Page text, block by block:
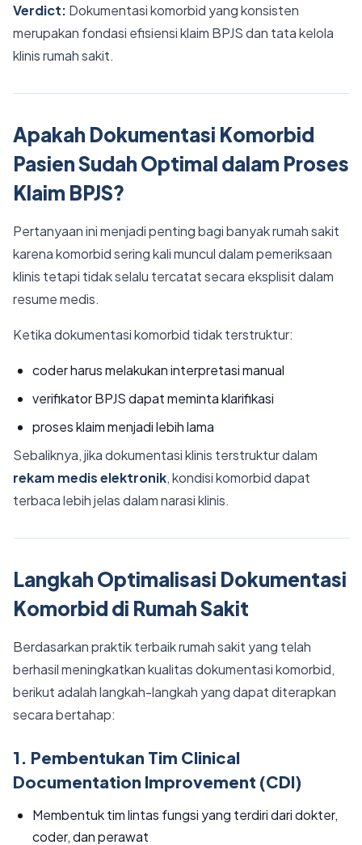
Verdict: Dokumentasi komorbid yang konsisten
merupakan fondasi efisiensi klaim BPJS dan tata kelola
klinis rumah sakit.
Apakah Dokumentasi Komorbid
Pasien Sudah Optimal dalam Proses
Klaim BPJS?
Pertanyaan ini menjadi penting bagi banyak rumah sakit
karena komorbid sering kali muncul dalam pemeriksaan
klinis tetapi tidak selalu tercatat secara eksplisit dalam
resume medis.
Ketika dokumentasi komorbid tidak terstruktur:
coder harus melakukan interpretasi manual
verifikator BPJS dapat meminta klarifikasi
proses klaim menjadi lebih lama
Sebaliknya, jika dokumentasi klinis terstruktur dalam
rekam medis elektronik, kondisi komorbid dapat
terbaca lebih jelas dalam narasi klinis.
Langkah Optimalisasi Dokumentasi
Komorbid di Rumah Sakit
Berdasarkan praktik terbaik rumah sakit yang telah
berhasil meningkatkan kualitas dokumentasi komorbid,
berikut adalah langkah-langkah yang dapat diterapkan
secara bertahap:
1. Pembentukan Tim Clinical
Documentation Improvement (CDI)
Membentuk tim lintas fungsi yang terdiri dari dokter,
coder, dan perawat